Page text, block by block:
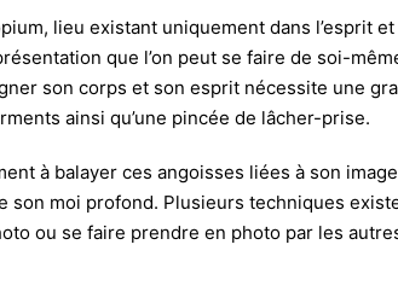
lieu existant uniquement dans l’esprit
que l’on peut se faire de soi-
son corps et son esprit nécessite une
ainsi qu’une pincée de lâcher-prise.
à balayer ces angoisses liées à son
son moi profond. Plusieurs techniques
ou se faire prendre en photo par les